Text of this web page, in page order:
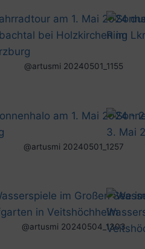
@artusmi 20240501_1155
@artusmi 20240501_1257
@artusmi 20240504_1303